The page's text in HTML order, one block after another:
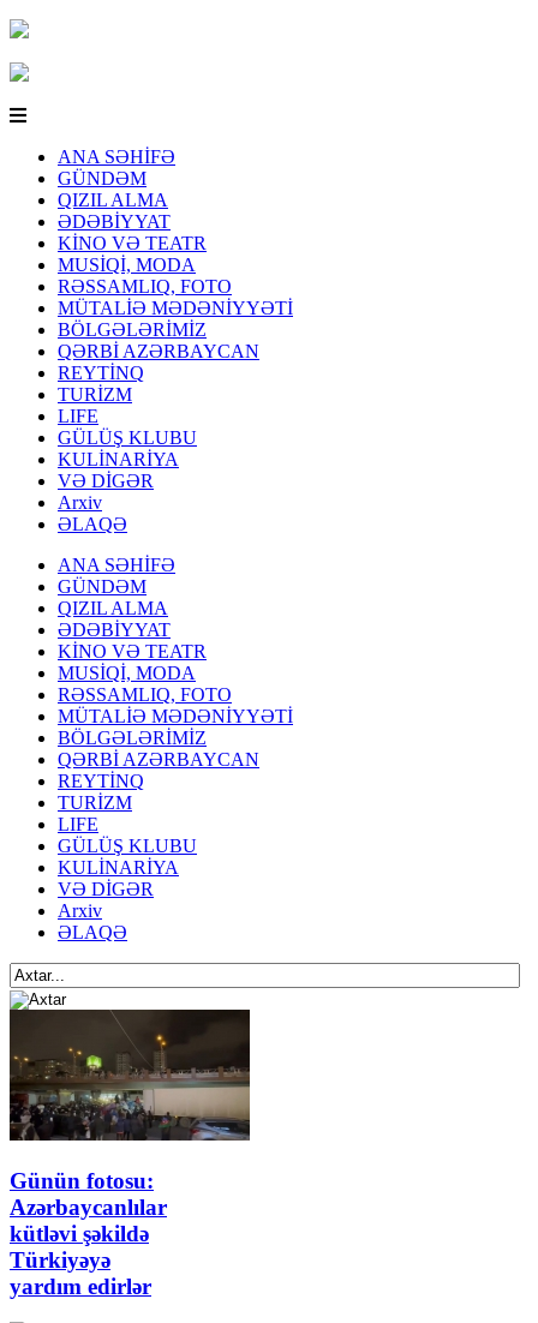
ANA SƏHİFƏ
GÜNDƏM
QIZIL ALMA
ƏDƏBİYYAT
KİNO VƏ TEATR
MUSİQİ, MODA
RƏSSAMLIQ, FOTO
MÜTALİƏ MƏDƏNİYYƏTİ
BÖLGƏLƏRİMİZ
QƏRBİ AZƏRBAYCAN
REYTİNQ
TURİZM
LIFE
GÜLÜŞ KLUBU
KULİNARİYA
VƏ DİGƏR
Arxiv
ƏLAQƏ
ANA SƏHİFƏ
GÜNDƏM
QIZIL ALMA
ƏDƏBİYYAT
KİNO VƏ TEATR
MUSİQİ, MODA
RƏSSAMLIQ, FOTO
MÜTALİƏ MƏDƏNİYYƏTİ
BÖLGƏLƏRİMİZ
QƏRBİ AZƏRBAYCAN
REYTİNQ
TURİZM
LIFE
GÜLÜŞ KLUBU
KULİNARİYA
VƏ DİGƏR
Arxiv
ƏLAQƏ
Günün fotosu:
Azərbaycanlılar
kütləvi şəkildə
Türkiyəyə
yardım edirlər